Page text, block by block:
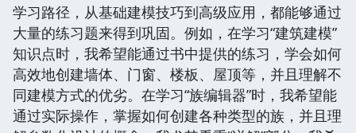
学习路径，从基础建模技巧到高级应用，都能够通过
大量的练习题来得到巩固。例如，在学习“建筑建模”
知识点时，我希望能通过书中提供的练习，学会如何
高效地创建墙体、门窗、楼板、屋顶等，并且理解不
同建模方式的优劣。在学习“族编辑器”时，我希望能
通过实际操作，掌握如何创建各种类型的族，并且理